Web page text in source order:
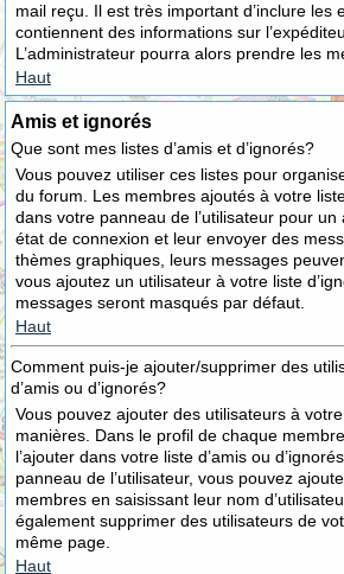
mail reçu. Il est très important d’inclure les
contiennent des informations sur
L’administrateur pourra alors prendre les
Haut
Amis et ignorés
Que sont mes listes d’amis et d’ignorés?
Vous pouvez utiliser ces listes pour
du forum. Les membres ajoutés à votre
dans votre panneau de l’utilisateur pour
état de connexion et leur envoyer des
thèmes graphiques, leurs messages
vous ajoutez un utilisateur à votre liste
messages seront masqués par défaut.
Haut
Comment puis-je ajouter/supprimer des
d’amis ou d’ignorés?
Vous pouvez ajouter des utilisateurs à
manières. Dans le profil de chaque
l’ajouter dans votre liste d’amis ou
panneau de l’utilisateur, vous pouvez
membres en saisissant leur nom
également supprimer des utilisateurs de
même page.
Haut